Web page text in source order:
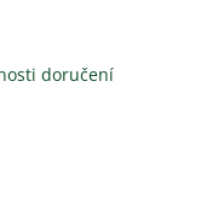
doručení